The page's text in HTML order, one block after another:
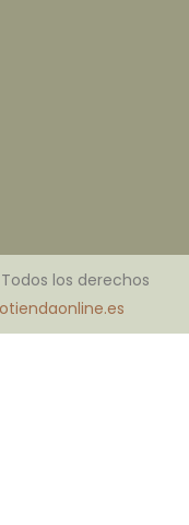
Todos los derechos